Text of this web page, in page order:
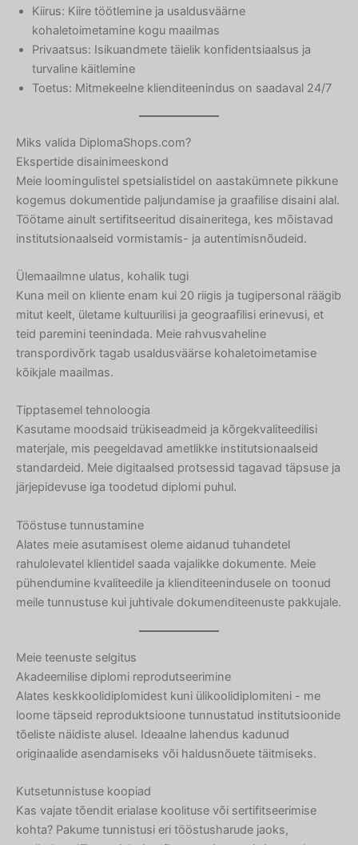
Kiirus: Kiire töötlemine ja usaldusväärne
kohaletoimetamine kogu maailmas
Privaatsus: Isikuandmete täielik konfidentsiaalsus ja
turvaline käitlemine
Toetus: Mitmekeelne klienditeenindus on saadaval 24/7
Miks valida DiplomaShops.com?
Ekspertide disainimeeskond
Meie loomingulistel spetsialistidel on aastakümnete pikkune
kogemus dokumentide paljundamise ja graafilise disaini alal.
Töötame ainult sertifitseeritud disaineritega, kes mõistavad
institutsionaalseid vormistamis- ja autentimisnõudeid.
Ülemaailmne ulatus, kohalik tugi
Kuna meil on kliente enam kui 20 riigis ja tugipersonal räägib
mitut keelt, ületame kultuurilisi ja geograafilisi erinevusi, et
teid paremini teenindada. Meie rahvusvaheline
transpordivõrk tagab usaldusväärse kohaletoimetamise
kõikjale maailmas.
Tipptasemel tehnoloogia
Kasutame moodsaid trükiseadmeid ja kõrgekvaliteedilisi
materjale, mis peegeldavad ametlikke institutsionaalseid
standardeid. Meie digitaalsed protsessid tagavad täpsuse ja
järjepidevuse iga toodetud diplomi puhul.
Tööstuse tunnustamine
Alates meie asutamisest oleme aidanud tuhandetel
rahulolevatel klientidel saada vajalikke dokumente. Meie
pühendumine kvaliteedile ja klienditeenindusele on toonud
meile tunnustuse kui juhtivale dokumenditeenuste pakkujale.
Meie teenuste selgitus
Akadeemilise diplomi reprodutseerimine
Alates keskkoolidiplomidest kuni ülikoolidiplomiteni - me
loome täpseid reproduktsioone tunnustatud institutsioonide
tõeliste näidiste alusel. Ideaalne lahendus kadunud
originaalide asendamiseks või haldusnõuete täitmiseks.
Kutsetunnistuse koopiad
Kas vajate tõendit erialase koolituse või sertifitseerimise
kohta? Pakume tunnistusi eri tööstusharude jaoks,